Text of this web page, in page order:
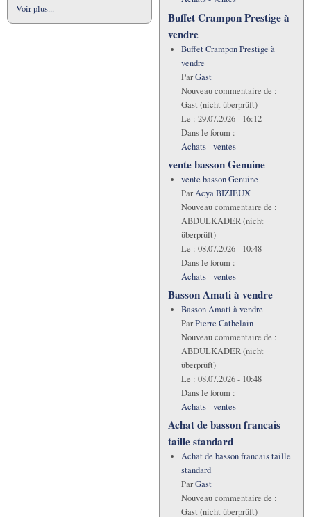
Voir plus...
Buffet Crampon Prestige à
vendre
Buffet Crampon Prestige à
vendre
ParGast
Nouveau commentaire de :
Gast (nicht überprüft)
Le : 29.07.2026 - 16:12
Dans le forum :
Achats - ventes
vente basson Genuine
vente basson Genuine
ParAcya BIZIEUX
Nouveau commentaire de :
ABDULKADER (nicht
überprüft)
Le : 08.07.2026 - 10:48
Dans le forum :
Achats - ventes
Basson Amati à vendre
Basson Amati à vendre
ParPierre Cathelain
Nouveau commentaire de :
ABDULKADER (nicht
überprüft)
Le : 08.07.2026 - 10:48
Dans le forum :
Achats - ventes
Achat de basson francais
taille standard
Achat de basson francais taille
standard
ParGast
Nouveau commentaire de :
Gast (nicht überprüft)